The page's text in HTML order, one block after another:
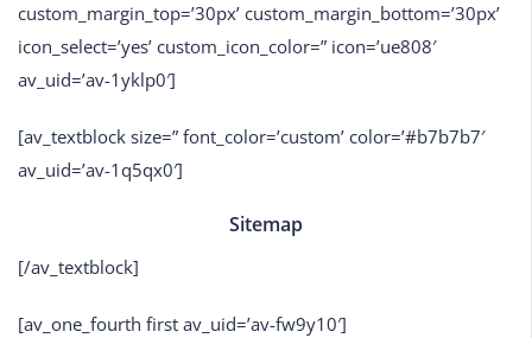
custom_margin_top=’30px’ custom_margin_bottom=’30px’
icon_select=’yes’ custom_icon_color=” icon=’ue808′
av_uid=’av-1yklp0′]
[av_textblock size=” font_color=’custom’ color=’#b7b7b7′
av_uid=’av-1q5qx0′]
Sitemap
[/av_textblock]
[av_one_fourth first av_uid=’av-fw9y10′]